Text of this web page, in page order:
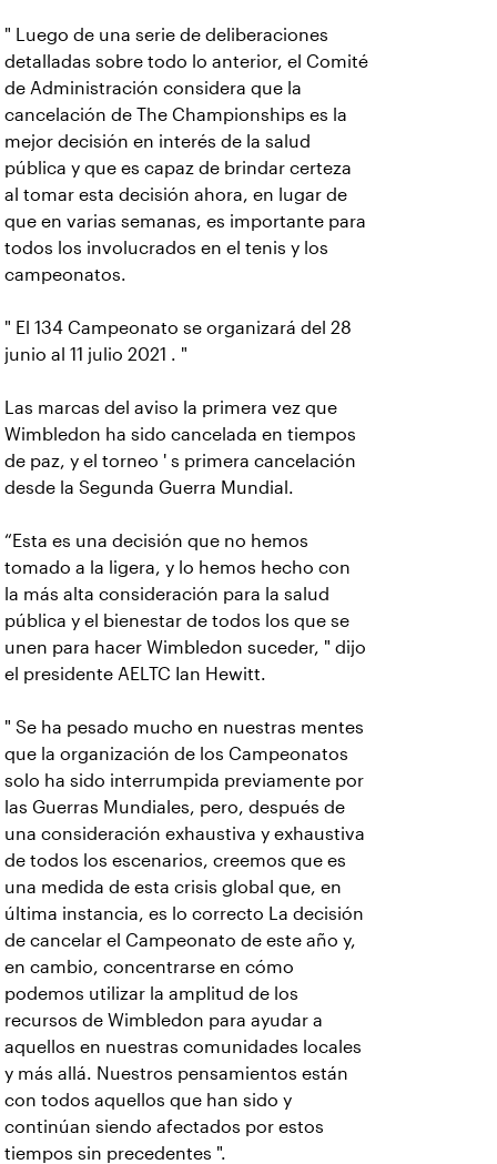
" Luego de una serie de deliberaciones
detalladas sobre todo lo anterior, el Comité
de Administración considera que la
cancelación de The Championships es la
mejor decisión en interés de la salud
pública y que es capaz de brindar certeza
al tomar esta decisión ahora, en lugar de
que en varias semanas, es importante para
todos los involucrados en el tenis y los
campeonatos.
" El 134 Campeonato se organizará del 28
junio al 11 julio 2021 . "
Las marcas del aviso la primera vez que
Wimbledon ha sido cancelada en tiempos
de paz, y el torneo ' s primera cancelación
desde la Segunda Guerra Mundial.
“Esta es una decisión que no hemos
tomado a la ligera, y lo hemos hecho con
la más alta consideración para la salud
pública y el bienestar de todos los que se
unen para hacer Wimbledon suceder, " dijo
el presidente AELTC Ian Hewitt.
" Se ha pesado mucho en nuestras mentes
que la organización de los Campeonatos
solo ha sido interrumpida previamente por
las Guerras Mundiales, pero, después de
una consideración exhaustiva y exhaustiva
de todos los escenarios, creemos que es
una medida de esta crisis global que, en
última instancia, es lo correcto La decisión
de cancelar el Campeonato de este año y,
en cambio, concentrarse en cómo
podemos utilizar la amplitud de los
recursos de Wimbledon para ayudar a
aquellos en nuestras comunidades locales
y más allá. Nuestros pensamientos están
con todos aquellos que han sido y
continúan siendo afectados por estos
tiempos sin precedentes ".